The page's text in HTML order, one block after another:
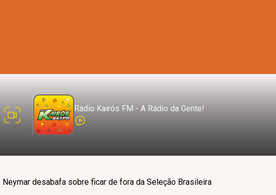
Rádio Kairós FM - A Rádio da Gente!
Neymar desabafa sobre ficar de fora da Seleção Brasileira